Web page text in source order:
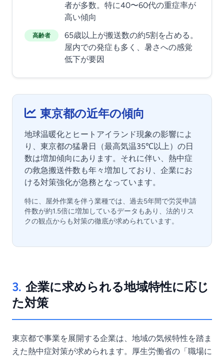
者が多数。特に40〜60代の重症率が
高い傾向
高齢者
65歳以上が搬送数の約5割を占める。
屋内での発症も多く、暑さへの感覚
低下が要因
東京都の近年の傾向
地球温暖化とヒートアイランド現象の影響によ
り、東京都の猛暑日（最高気温35℃以上）の日
数は増加傾向にあります。それに伴い、熱中症
の救急搬送件数も年々増加しており、企業にお
ける対策強化が急務となっています。
特に、屋外作業を伴う業種では、過去5年間で労災申請
件数が約1.5倍に増加しているデータもあり、法的リス
クの観点からも対策の徹底が求められています。
3. 企業に求められる地域特性に応じ
た対策
東京都で事業を展開する企業は、地域の気候特性を踏ま
えた熱中症対策が求められます。厚生労働省の「職場に